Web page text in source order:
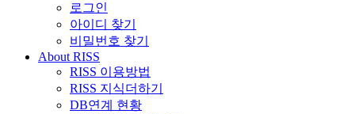
로그인
아이디 찾기
비밀번호 찾기
About RISS
RISS 이용방법
RISS 지식더하기
DB연계 현황